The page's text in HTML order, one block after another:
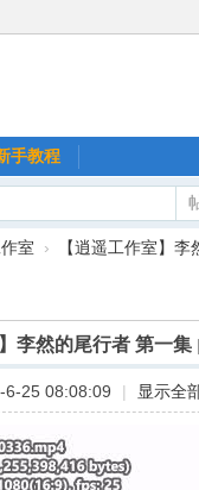
手教程
室 › 【逍遥工作室】
李然的尾行者 第一集
6-25 08:08:09 显示全